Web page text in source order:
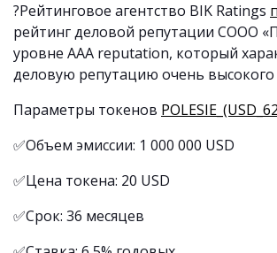
?Рейтинговое агентство BIK Ratings
рейтинг деловой репутации СООО
уровне AAA reputation, который
деловую репутацию очень высокого
Параметры токенов
✅Объем эмиссии: 1 000 000 USD
✅Цена токена: 20 USD
✅Срок: 36 месяцев